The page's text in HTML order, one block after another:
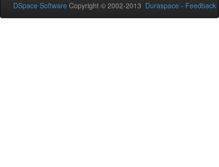
DSpace Software Copyright © 2002-2013 Duraspace - Feedback